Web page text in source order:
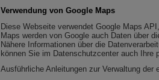
Verwendung von Google Maps
Diese Webseite verwendet Google Maps
Maps werden von Google auch Daten über
Nähere Informationen über die
können Sie im Datenschutzcenter auch Ihre
Ausführliche Anleitungen zur Verwaltung